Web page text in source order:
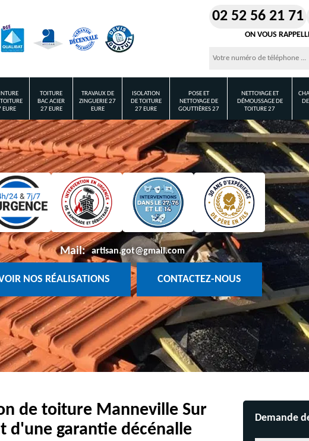
02 52 56 21 71
ON VOUS
EURE
TOITURE
BAC ACIER
27 EURE
TRAVAUX DE
ZINGUERIE 27
EURE
ISOLATION
DE TOITURE
27 EURE
POSE ET
NETTOYAGE DE
GOUTTIÈRES 27
NETTOYAGE ET
DÉMOUSSAGE DE
TOITURE 27
Mail: artisan.got@gmail.com
NOS RÉALISATIONS CONTACTEZ-NOUS
de toiture Manneville Sur
d'une garantie décénalle
Demande